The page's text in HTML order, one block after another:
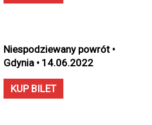
Niespodziewany powrót •
Gdynia • 14.06.2022
KUP BILET